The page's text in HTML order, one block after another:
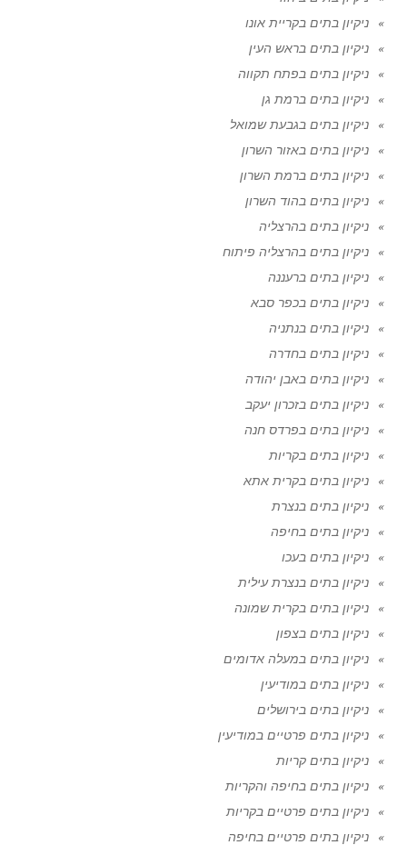
ניקיון בתים בקריית אונו
ניקיון בתים בראש העין
ניקיון בתים בפתח תקווה
ניקיון בתים ברמת גן
ניקיון בתים בגבעת שמואל
ניקיון בתים באזור השרון
ניקיון בתים ברמת השרון
ניקיון בתים בהוד השרון
ניקיון בתים בהרצליה
ניקיון בתים בהרצליה פיתוח
ניקיון בתים ברעננה
ניקיון בתים בכפר סבא
ניקיון בתים בנתניה
ניקיון בתים בחדרה
ניקיון בתים באבן יהודה
ניקיון בתים בזכרון יעקב
ניקיון בתים בפרדס חנה
ניקיון בתים בקריות
ניקיון בתים בקרית אתא
ניקיון בתים בנצרת
ניקיון בתים בחיפה
ניקיון בתים בעכו
ניקיון בתים בנצרת עילית
ניקיון בתים בקרית שמונה
ניקיון בתים בצפון
ניקיון בתים במעלה אדומים
ניקיון בתים במודיעין
ניקיון בתים בירושלים
ניקיון בתים פרטיים במודיעין
ניקיון בתים קריות
ניקיון בתים בחיפה והקריות
ניקיון בתים פרטיים בקריות
ניקיון בתים פרטיים בחיפה